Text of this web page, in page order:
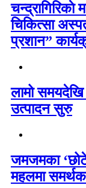
चन्द्रागिरिकाे
चिकित्सा
प्रशान”
लामो समयदेखि
उत्पादन सुरु
जमजमका ‘छोटे
महलमा